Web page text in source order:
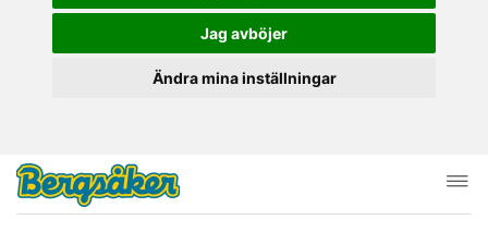
Jag avböjer
Ändra mina inställningar